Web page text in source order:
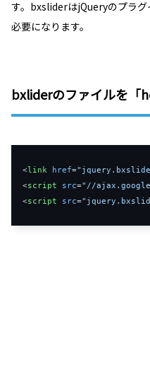
す。bxsliderはjQueryのプラ
必要になります。
bxliderのファイルを「
<link href=
<script src="//
<script src=